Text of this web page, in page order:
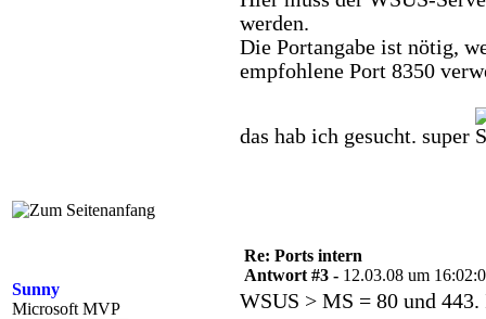
werden.
Die Portangabe ist nötig,
empfohlene Port 8350
das hab ich gesucht. super
Sunny
Microsoft MVP
Re: Ports intern
Antwort #3 - 12.03.08 um
WSUS > MS = 80 und